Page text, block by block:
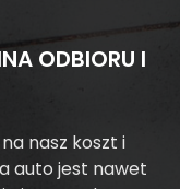
ODBIORU I
nasz koszt i
auto jest nawet